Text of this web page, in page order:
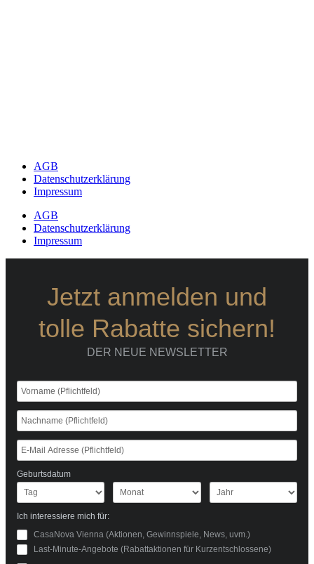
AGB
Datenschutzerklärung
Impressum
AGB
Datenschutzerklärung
Impressum
Jetzt anmelden und
tolle Rabatte sichern!
DER NEUE NEWSLETTER
Geburtsdatum
Ich interessiere mich für:
CasaNova Vienna (Aktionen, Gewinnspiele, News, uvm.)
Last-Minute-Angebote (Rabattaktionen für Kurzentschlossene)